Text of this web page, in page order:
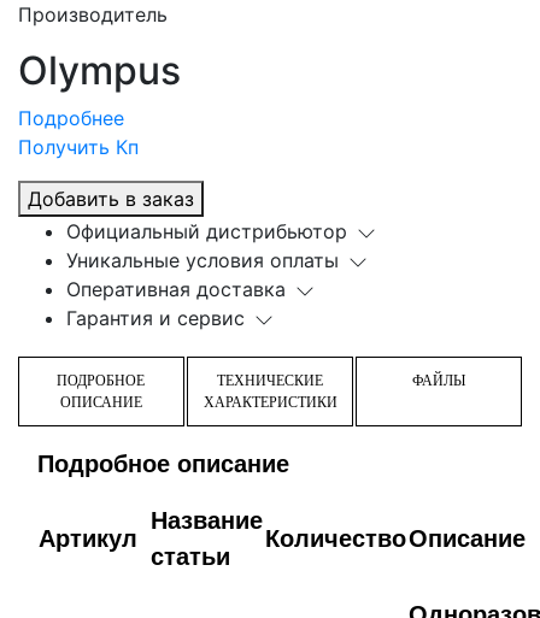
Производитель
Olympus
Подробнее
Получить Кп
Добавить в заказ
Официальный дистрибьютор
Уникальные условия оплаты
Оперативная доставка
Гарантия и сервис
ПОДРОБНОЕ
ОПИСАНИЕ
ТЕХНИЧЕСКИЕ
ХАРАКТЕРИСТИКИ
ФАЙЛЫ
Подробное описание
Артикул
Название
статьи
КоличествоОписание